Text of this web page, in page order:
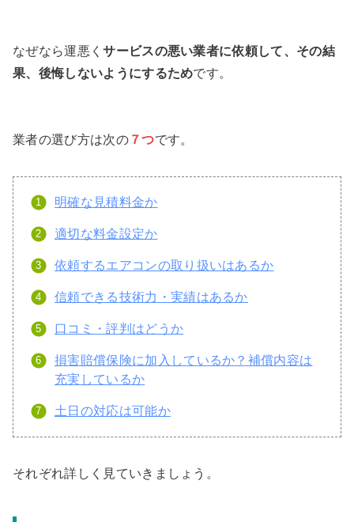
なぜなら運悪くサービスの悪い業者に依頼して、その結
果、後悔しないようにするためです。
業者の選び方は次の７つです。
明確な見積料金か
適切な料金設定か
依頼するエアコンの取り扱いはあるか
信頼できる技術力・実績はあるか
口コミ・評判はどうか
損害賠償保険に加入しているか？補償内容は
充実しているか
土日の対応は可能か
それぞれ詳しく見ていきましょう。